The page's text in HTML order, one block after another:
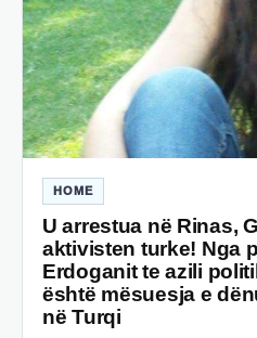
HOME
U arrestua në Rinas,
aktivisten turke! Nga
Erdoganit te azili
është mësuesja e
në Turqi